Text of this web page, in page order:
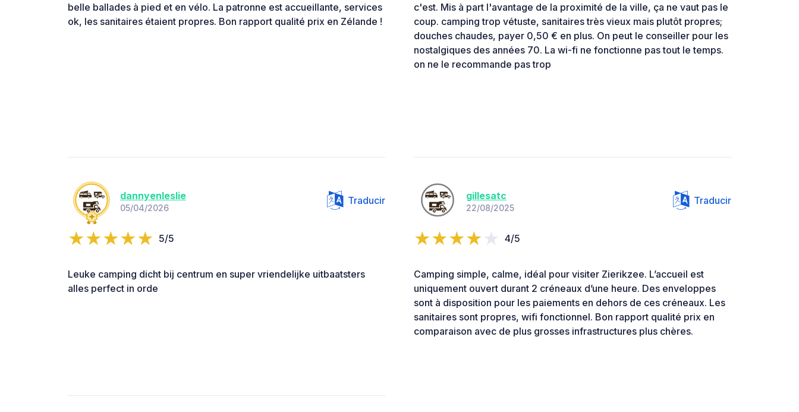
belle ballades à pied et en vélo. La patronne est accueillante, services
ok, les sanitaires étaient propres. Bon rapport qualité prix en Zélande !
c'est. Mis à part l'avantage de la proximité de la ville, ça ne vaut pas le
coup. camping trop vétuste, sanitaires très vieux mais plutôt propres;
douches chaudes, payer 0,50 € en plus. On peut le conseiller pour les
nostalgiques des années 70. La wi-fi ne fonctionne pas tout le temps.
on ne le recommande pas trop
dannyenleslie
05/04/2026
Traducir
5/5
Leuke camping dicht bij centrum en super vriendelijke uitbaatsters
alles perfect in orde
gillesatc
22/08/2025
Traducir
4/5
Camping simple, calme, idéal pour visiter Zierikzee. L’accueil est
uniquement ouvert durant 2 créneaux d’une heure. Des enveloppes
sont à disposition pour les paiements en dehors de ces créneaux. Les
sanitaires sont propres, wifi fonctionnel. Bon rapport qualité prix en
comparaison avec de plus grosses infrastructures plus chères.